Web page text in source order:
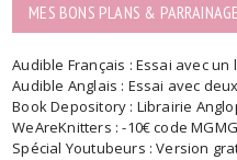
MES BONS PLANS &
Audible Français : Essai avec
Audible Anglais : Essai avec
Book Depository : Librairie
WeAreKnitters : -10€ code
Spécial Youtubeurs : Version